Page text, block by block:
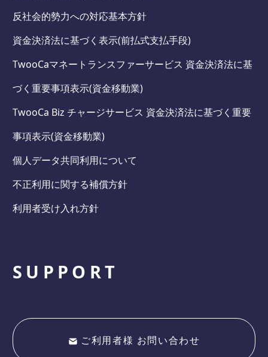
反社会的勢力への対応基本方針
資金決済法に基づく表示(前払式支払手段)
TwooCaマネートランスファーサービス 資金決済法に基
づく重要事項表示(資金移動業)
TwooCa Biz チャージサービス 資金決済法に基づく重要
事項表示(資金移動業)
個人データ共同利用について
不正利用に関する補償方針
利用者受け入れ方針
SUPPORT
ご利用者様 お問い合わせ